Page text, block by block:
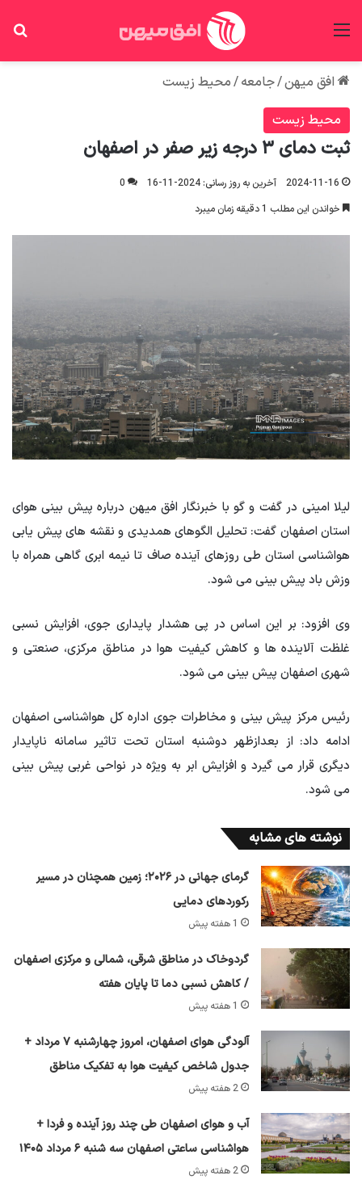
افق میهن/جامعه/محیط زیست
محیط زیست
ثبت دمای ۳ درجه زیر صفر در اصفهان
2024-11-16 آخرین به روز رسانی: 2024-11-16
0
خواندن این مطلب 1 دقیقه زمان میبرد
لیلا امینی در گفت و گو با خبرنگار افق میهن درباره پیش بینی هوای
استان اصفهان گفت: تحلیل الگوهای همدیدی و نقشه های پیش یابی
هواشناسی استان طی روزهای آینده صاف تا نیمه ابری گاهی همراه با
وزش باد پیش بینی می شود.
وی افزود: بر این اساس در پی هشدار پایداری جوی، افزایش نسبی
غلظت آلاینده ها و کاهش کیفیت هوا در مناطق مرکزی، صنعتی و
شهری اصفهان پیش بینی می شود.
رئیس مرکز پیش بینی و مخاطرات جوی اداره کل هواشناسی اصفهان
ادامه داد: از بعدازظهر دوشنبه استان تحت تاثیر سامانه ناپایدار
دیگری قرار می گیرد و افزایش ابر به ویژه در نواحی غربی پیش بینی
می شود.
نوشته های مشابه
گرمای جهانی در ۲۰۲۶؛ زمین همچنان در مسیر
رکوردهای دمایی
1 هفته پیش
گردوخاک در مناطق شرقی، شمالی و مرکزی اصفهان
/ کاهش نسبی دما تا پایان هفته
1 هفته پیش
آلودگی هوای اصفهان، امروز چهارشنبه ۷ مرداد +
جدول شاخص کیفیت هوا به تفکیک مناطق
2 هفته پیش
آب و هوای اصفهان طی چند روز آینده و فردا +
هواشناسی ساعتی اصفهان سه شنبه ۶ مرداد ۱۴۰۵
2 هفته پیش